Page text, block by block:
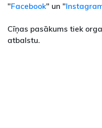
"Facebook" un "
Cīņas pasākums tiek
atbalstu.